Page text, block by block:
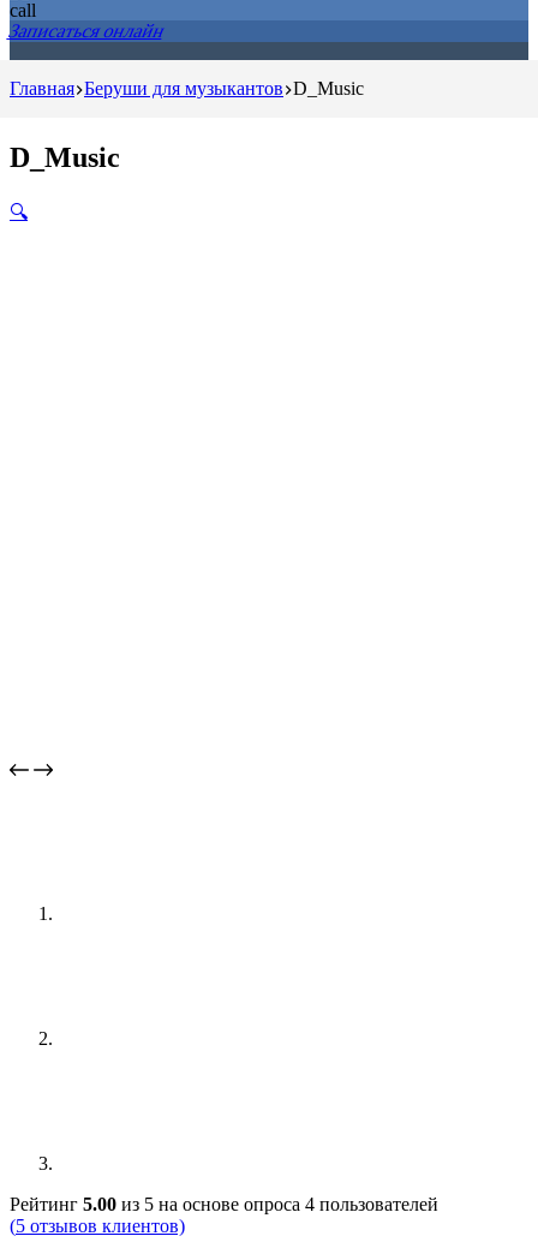
Записаться онлайн
Главная Беруши для музыкантов D_Music
D_Music
🔍
Рейтинг 5.00 из 5 на основе опроса 4 пользователей
(5 отзывов клиентов)